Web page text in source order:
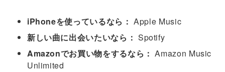
iPhoneを使っているなら： Apple Music
新しい曲に出会いたいなら： Spotify
Amazonでお買い物をするなら： Amazon Music
Unlimited